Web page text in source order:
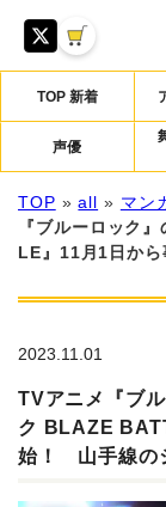
TOP 新着
声優
TOP »all » マン
『ブルーロック
LE』11月1日か
2023.11.01
TVアニメ『ブ
ク BLAZE
始！ 山手線の